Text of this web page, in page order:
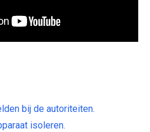
bij de autoriteiten.
isoleren.